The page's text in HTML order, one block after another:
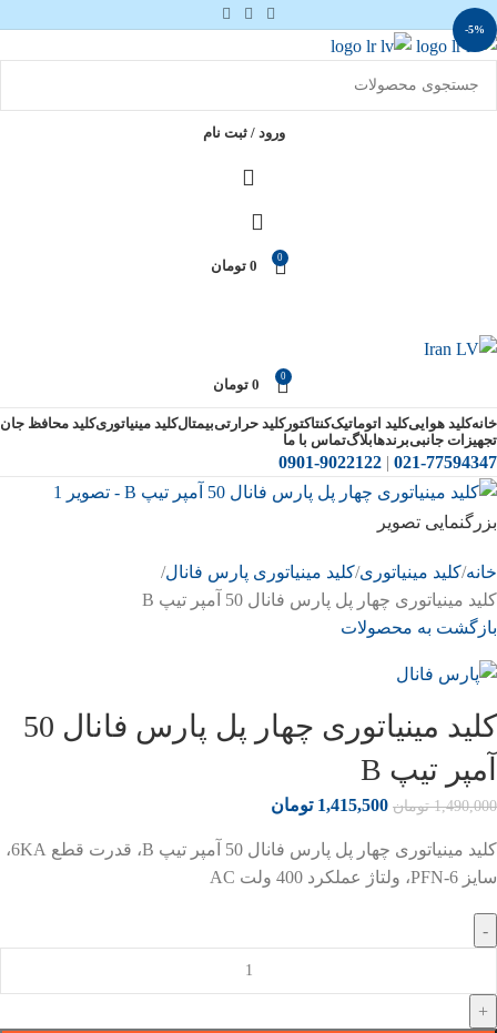
ورود / ثبت نام
0
0 تومان
0
0 تومان
خانهکلید هواییکلید اتوماتیککنتاکتورکلید حرارتیبیمتالکلید مینیاتوریکلید محافظ جان
تجهیزات جانبیبرندهابلاگتماس با ما
021-77594347
|
0901-9022122
-5%
بزرگنمایی تصویر
خانه کلید مینیاتوری کلید مینیاتوری پارس فانال
کلید مینیاتوری چهار پل پارس فانال 50 آمپر تیپ B
بازگشت به محصولات
کلید مینیاتوری چهار پل پارس فانال 50
آمپر تیپ B
1,490,000 تومان 1,415,500 تومان
کلید مینیاتوری چهار پل پارس فانال 50 آمپر تیپ B، قدرت قطع 6KA،
سایز PFN-6، ولتاژ عملکرد 400 ولت AC